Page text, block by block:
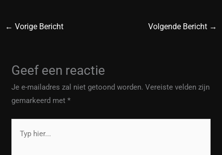
← Vorige Bericht Volgende Bericht →
Geef een reactie
Je e-mailadres zal niet getoond worden. Vereiste velden zijn
gemarkeerd met*
hier...